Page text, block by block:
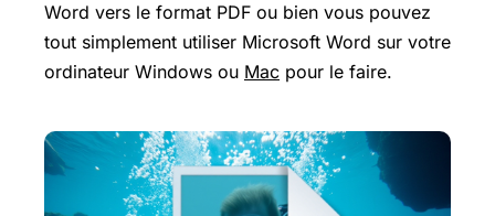
Word vers le format PDF ou bien vous pouvez
tout simplement utiliser Microsoft Word sur votre
ordinateur Windows ou Mac pour le faire.